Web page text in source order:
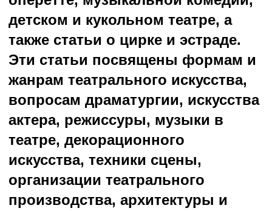
детском и кукольном театре, а
также статьи о цирке и эстраде.
Эти статьи посвящены формам и
жанрам театрального искусства,
вопросам драматургии, искусства
актера, режиссуры, музыки в
театре, декорационного
искусства, техники сцены,
организации театрального
производства, архитектуры и